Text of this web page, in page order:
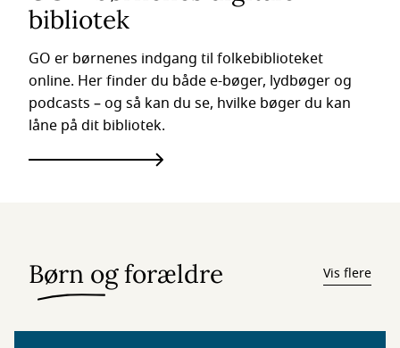
bibliotek
GO er børnenes indgang til folkebiblioteket
online. Her finder du både e-bøger, lydbøger og
podcasts – og så kan du se, hvilke bøger du kan
låne på dit bibliotek.
Børn og forældre Vis flere